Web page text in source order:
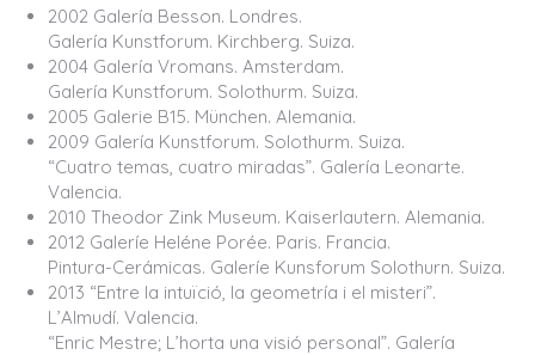
2002 Galería Besson. Londres.
Galería Kunstforum. Kirchberg. Suiza.
2004 Galería Vromans. Amsterdam.
Galería Kunstforum. Solothurm. Suiza.
2005 Galerie B15. München. Alemania.
2009 Galería Kunstforum. Solothurm. Suiza.
“Cuatro temas, cuatro miradas”. Galería Leonarte.
Valencia.
2010 Theodor Zink Museum. Kaiserlautern. Alemania.
2012 Galeríe Heléne Porée. Paris. Francia.
Pintura-Cerámicas. Galeríe Kunsforum Solothurn. Suiza.
2013 “Entre la intuïció, la geometría i el misteri”.
L’Almudí. Valencia.
“Enric Mestre; L’horta una visió personal”. Galería